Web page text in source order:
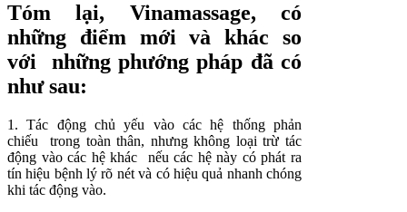
Tóm lại, Vinamassage, có
những điểm mới và khác so
với những phướng pháp đã có
như sau:
1. Tác động chủ yếu vào các hệ thống phản
chiếu trong toàn thân, nhưng không loại trừ tác
động vào các hệ khác nếu các hệ này có phát ra
tín hiệu bệnh lý rõ nét và có hiệu quả nhanh chóng
khi tác động vào.